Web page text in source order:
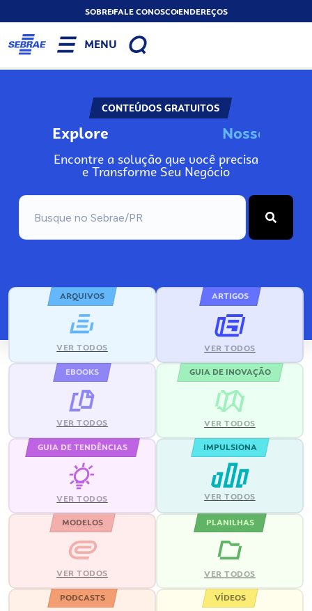
SOBREFALE CONOSCOENDEREÇOS
MENU
CONTEÚDOS GRATUITOS
Explore Nos
Encontre a solução que você precisa
e Transforme Seu Negócio
ARQUIVOS
VER TODOS
ARTIGOS
VER TODOS
EBOOKS
VER TODOS
GUIA DE INOVAÇÃO
VER TODOS
GUIA DE TENDÊNCIAS
VER TODOS
IMPULSIONA
VER TODOS
MODELOS
VER TODOS
PLANILHAS
VER TODOS
PODCASTS VÍDEOS